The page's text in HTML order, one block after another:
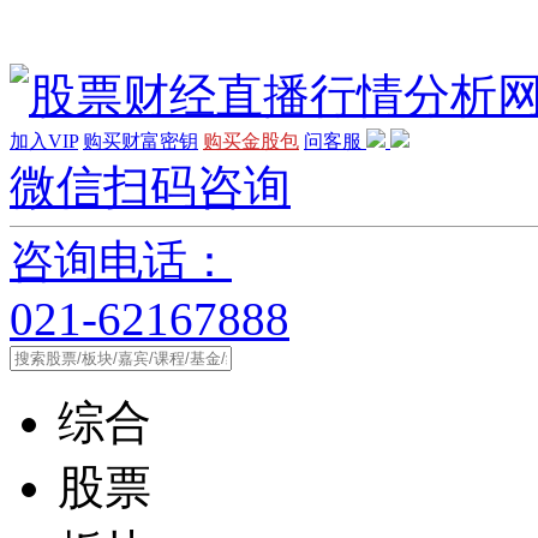
加入VIP 购买财富密钥 购买金股包 问客服
微信扫码咨询
咨询电话：
021-62167888
综合
股票